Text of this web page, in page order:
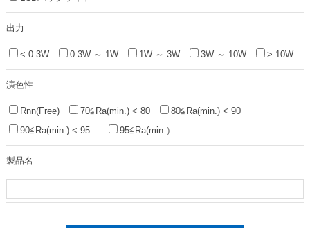
出力
< 0.3W 0.3W ～ 1W 1W ～ 3W 3W ～ 10W > 10W
演色性
Rnn(Free) 70≦Ra(min.) < 80
80≦Ra(min.) < 90
90≦Ra(min.) < 95
95≦Ra(min.）
製品名